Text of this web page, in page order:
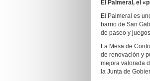
El Palmeral, el
El Palmeral es
barrio de San
de paseo y
La Mesa de
de renovación y
mejora valorada
la Junta de